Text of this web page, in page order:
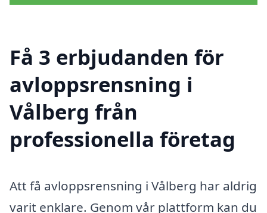
Få 3 erbjudanden för
avloppsrensning i
Vålberg från
professionella företag
Att få avloppsrensning i Vålberg har aldrig
varit enklare. Genom vår plattform kan du